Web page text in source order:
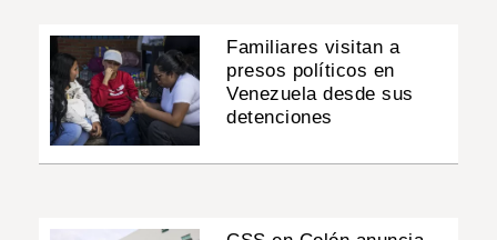
Familiares visitan a
presos políticos en
Venezuela desde sus
detenciones